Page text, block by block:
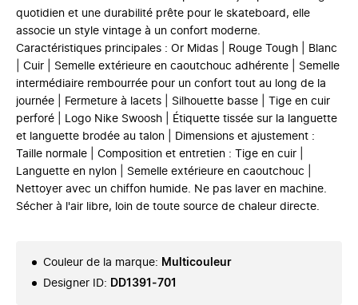
quotidien et une durabilité prête pour le skateboard, elle
associe un style vintage à un confort moderne.
Caractéristiques principales : Or Midas | Rouge Tough | Blanc
| Cuir | Semelle extérieure en caoutchouc adhérente | Semelle
intermédiaire rembourrée pour un confort tout au long de la
journée | Fermeture à lacets | Silhouette basse | Tige en cuir
perforé | Logo Nike Swoosh | Étiquette tissée sur la languette
et languette brodée au talon | Dimensions et ajustement :
Taille normale | Composition et entretien : Tige en cuir |
Languette en nylon | Semelle extérieure en caoutchouc |
Nettoyer avec un chiffon humide. Ne pas laver en machine.
Sécher à l'air libre, loin de toute source de chaleur directe.
Couleur de la marque: Multicouleur
Designer ID: DD1391-701